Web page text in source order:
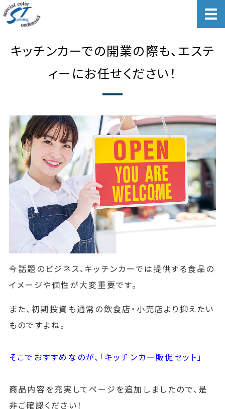
あらゆる印刷物のトータルでサ
会社概要
お問い合わせ
キッチンカーでの開業の際も、エステ
ィーにお任せください！
今話題のビジネス、キッチンカーでは提供する食品の
イメージや個性が大変重要です。
また、初期投資も通常の飲食店・小売店より抑えたい
ものですよね。
そこでおすすめなのが、 「キッチンカー販促セット」
商品内容を充実してページを追加しましたので、是
非ご確認ください！